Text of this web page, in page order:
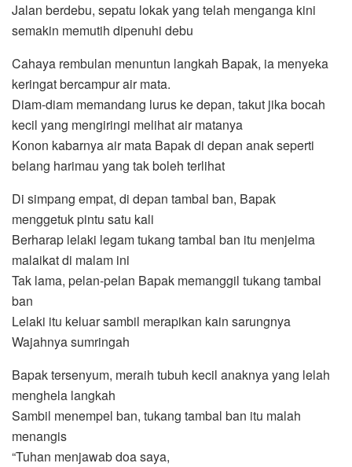
Jalan berdebu, sepatu lokak yang telah menganga kini
semakin memutih dipenuhi debu
Cahaya rembulan menuntun langkah Bapak, ia menyeka
keringat bercampur air mata.
Diam-diam memandang lurus ke depan, takut jika bocah
kecil yang mengiringi melihat air matanya
Konon kabarnya air mata Bapak di depan anak seperti
belang harimau yang tak boleh terlihat
Di simpang empat, di depan tambal ban, Bapak
menggetuk pintu satu kali
Berharap lelaki legam tukang tambal ban itu menjelma
malaikat di malam ini
Tak lama, pelan-pelan Bapak memanggil tukang tambal
ban
Lelaki itu keluar sambil merapikan kain sarungnya
Wajahnya sumringah
Bapak tersenyum, meraih tubuh kecil anaknya yang lelah
menghela langkah
Sambil menempel ban, tukang tambal ban itu malah
menangis
“Tuhan menjawab doa saya,